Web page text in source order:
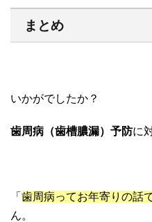
まとめ
いかがでしたか？
歯周病（歯槽膿漏）予防に
「 歯周病ってお年寄りの話
ん。